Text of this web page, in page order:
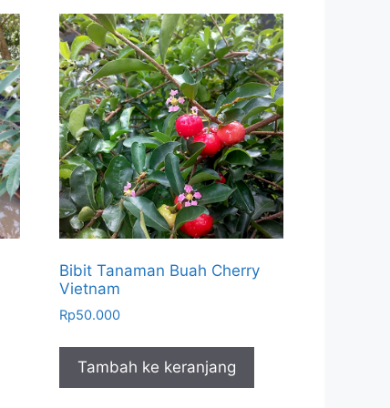
Bibit Tanaman Buah Cherry
Vietnam
Rp50.000
Tambah ke keranjang